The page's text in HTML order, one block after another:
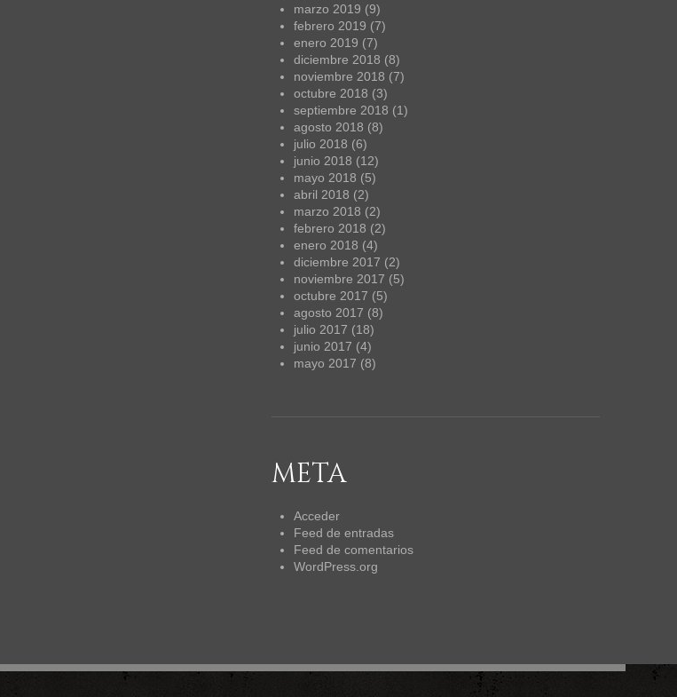
marzo 2019 (9)
febrero 2019 (7)
enero 2019 (7)
diciembre 2018 (8)
noviembre 2018 (7)
octubre 2018 (3)
septiembre 2018 (1)
agosto 2018 (8)
julio 2018 (6)
junio 2018 (12)
mayo 2018 (5)
abril 2018 (2)
marzo 2018 (2)
febrero 2018 (2)
enero 2018 (4)
diciembre 2017 (2)
noviembre 2017 (5)
octubre 2017 (5)
agosto 2017 (8)
julio 2017 (18)
junio 2017 (4)
mayo 2017 (8)
META
Acceder
Feed de entradas
Feed de comentarios
WordPress.org